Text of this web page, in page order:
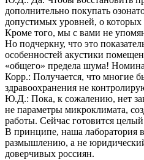
дополнительно покупать
допустимых уровней, о
Кроме того, мы с вами не
Но подчеркну, что это
особенностей акустики
«общего» предела шума!
Корр.: Получается, что многие
здравоохранения не
Ю.Д.: Пока, к сожалению, нет
не параметры микроклимата,
работы. Сейчас готовится
В принципе, наша лаборатория
размышлению, а не
доверчивых россиян.